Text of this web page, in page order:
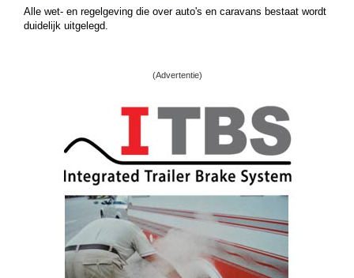
Alle wet- en regelgeving die over auto's en caravans bestaat wordt
duidelijk uitgelegd.
(Advertentie)